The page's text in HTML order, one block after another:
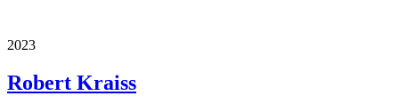
2023
Robert Kraiss